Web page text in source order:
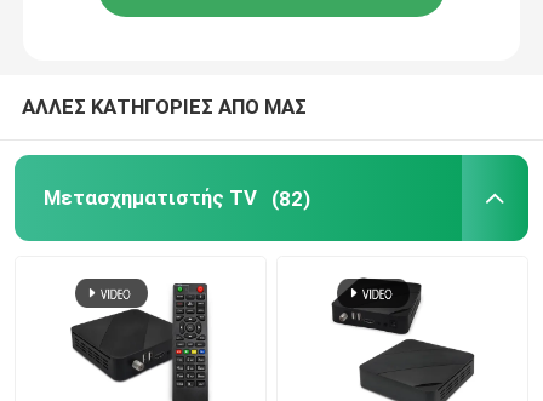
ΑΛΛΕΣ ΚΑΤΗΓΟΡΙΕΣ ΑΠΟ ΜΑΣ
Μετασχηματιστής TV (82)